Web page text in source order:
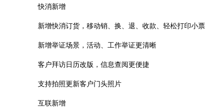
快消新增
新增快消订货，移动销、换、退、收款、轻松打印小票
新增举证场景，活动、工作举证更清晰
客户拜访日历改版，信息查阅更便捷
支持拍照更新客户门头照片
互联新增